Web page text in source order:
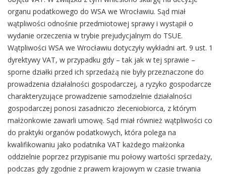
organu podatkowego do WSA we Wrocławiu. Sąd miał
wątpliwości odnośnie przedmiotowej sprawy i wystąpił o
wydanie orzeczenia w trybie prejudycjalnym do TSUE.
Wątpliwości WSA we Wrocławiu dotyczyły wykładni art. 9 ust. 1
dyrektywy VAT, w przypadku gdy – tak jak w tej sprawie –
sporne działki przed ich sprzedażą nie były przeznaczone do
prowadzenia działalności gospodarczej, a ryzyko gospodarcze
charakteryzujące prowadzenie samodzielnie działalności
gospodarczej ponosi zasadniczo zleceniobiorca, z którym
małżonkowie zawarli umowę. Sąd miał również wątpliwości co
do praktyki organów podatkowych, która polega na
kwalifikowaniu jako podatnika VAT każdego małżonka
oddzielnie poprzez przypisanie mu połowy wartości sprzedaży,
podczas gdy zgodnie z prawem krajowym w czasie trwania